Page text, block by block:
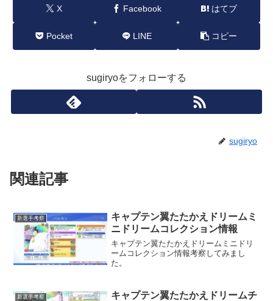
X Facebook はてブ
Pocket LINE コピー
sugiryoをフォローする
sugiryo
関連記事
新選手考察
キャプテン翼たたかえドリームミ
ニドリームコレクション情報
キャプテン翼たたかえドリームミニドリ
ームコレクション情報考察してみまし
た。
新選手考察
キャプテン翼たたかえドリームチ